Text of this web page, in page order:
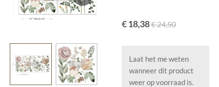
€ 18,38€ 24,50
Laat het me weten
wanneer dit product
weer op voorraad is.